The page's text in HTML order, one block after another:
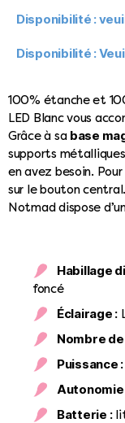
Disponibilité :
100% étanche et
LED Blanc vous
Grâce à sa base
supports
en avez besoin.
sur le bouton central.
Notmad dispose
Habillage
foncé
Éclairage :
Nombre de
Puissance :
Autonomie
Batterie :
Disponibilité :